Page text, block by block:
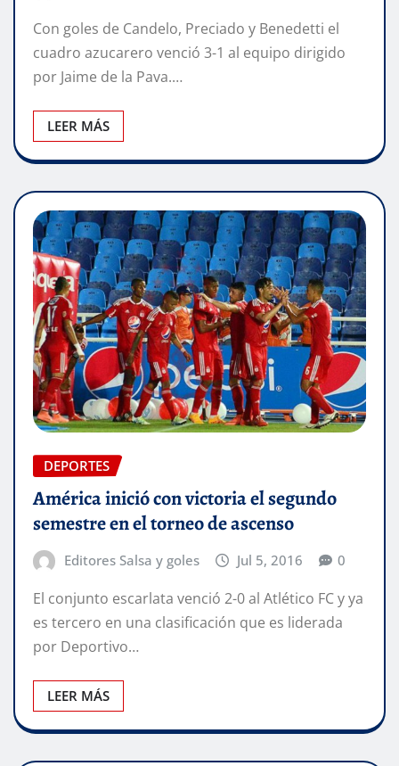
Con goles de Candelo, Preciado y Benedetti el
cuadro azucarero venció 3-1 al equipo dirigido
por Jaime de la Pava.…
LEER MÁS
DEPORTES
América inició con victoria el segundo
semestre en el torneo de ascenso
Editores Salsa y goles Jul 5, 2016 0
El conjunto escarlata venció 2-0 al Atlético FC y ya
es tercero en una clasificación que es liderada
por Deportivo…
LEER MÁS